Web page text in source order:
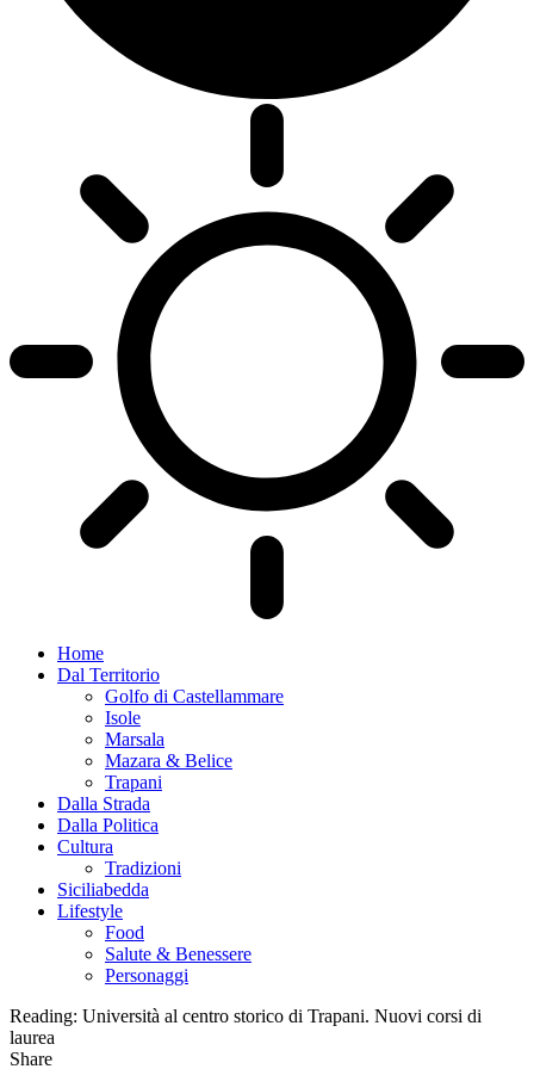
Home
Dal Territorio
Golfo di Castellammare
Isole
Marsala
Mazara & Belice
Trapani
Dalla Strada
Dalla Politica
Cultura
Tradizioni
Siciliabedda
Lifestyle
Food
Salute & Benessere
Personaggi
Reading: Università al centro storico di Trapani. Nuovi corsi di
laurea
Share